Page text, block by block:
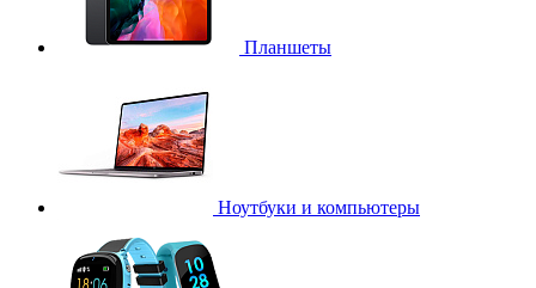
Планшеты
Ноутбуки и компьютеры